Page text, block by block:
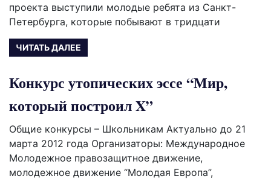
проекта выступили молодые ребята из Санкт-
Петербурга, которые побывают в тридцати
ЧИТАТЬ ДАЛЕЕ
Конкурс утопических эссе “Мир,
который построил X”
Общие конкурсы – Школьникам Актуально до 21
марта 2012 года Организаторы: Международное
Молодежное правозащитное движение,
молодежное движение “Молодая Европа”,